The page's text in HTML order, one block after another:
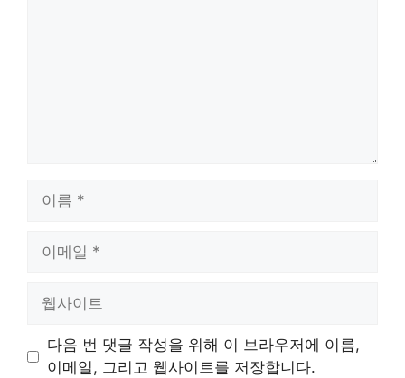
트
다음 번 댓글 작성을 위해 이 브라우저에 이름,
이메일, 그리고 웹사이트를 저장합니다.